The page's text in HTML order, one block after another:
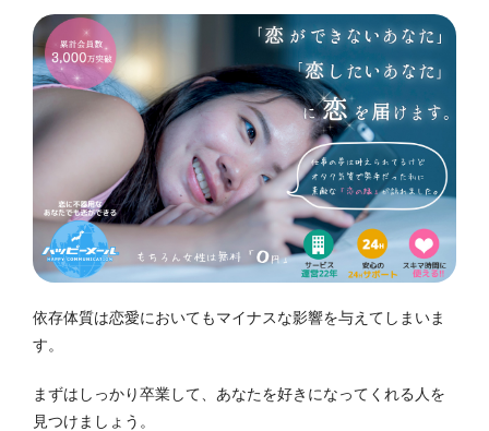
依存体質は恋愛においてもマイナスな影響を与えてしまいま
す。
まずはしっかり卒業して、あなたを好きになってくれる人を
見つけましょう。